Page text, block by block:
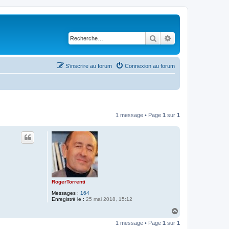
Rechercher
Connexion au forum
S’inscrire au forum
1 message • Page 1 sur 1
RogerTorrenti
Messages : 164
Enregistré le : 25 mai 2018, 15:12
u
1 message • Page 1 sur 1